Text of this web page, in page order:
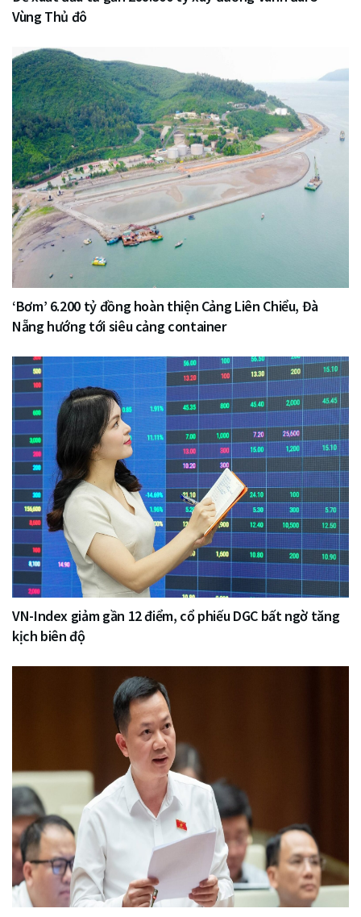
Vùng Thủ đô
‘Bơm’ 6.200 tỷ đồng hoàn thiện Cảng Liên Chiểu, Đà
Nẵng hướng tới siêu cảng container
VN-Index giảm gần 12 điểm, cổ phiếu DGC bất ngờ tăng
kịch biên độ